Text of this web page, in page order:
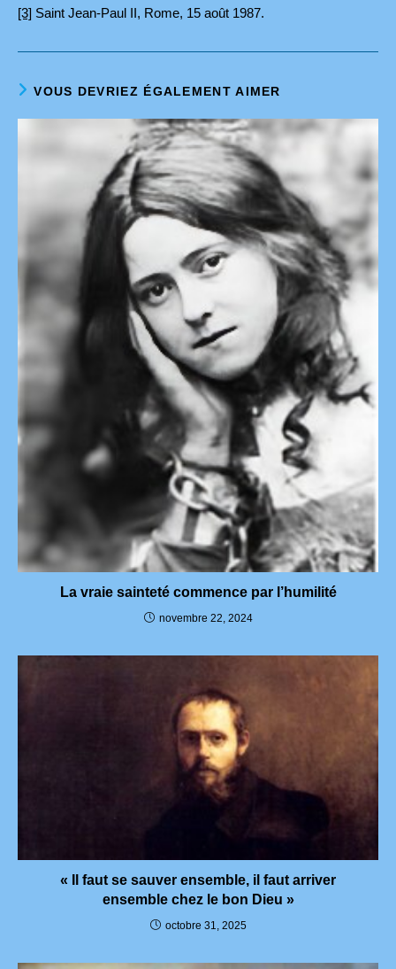
[3] Saint Jean-Paul II, Rome, 15 août 1987.
VOUS DEVRIEZ ÉGALEMENT AIMER
La vraie sainteté commence par l’humilité
novembre 22, 2024
« Il faut se sauver ensemble, il faut arriver
ensemble chez le bon Dieu »
octobre 31, 2025